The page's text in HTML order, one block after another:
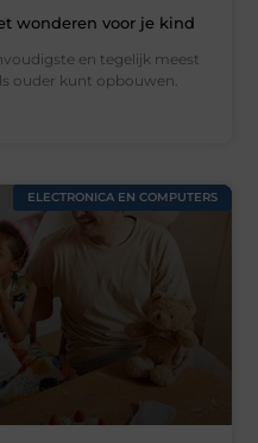
wonderen voor je kind
en tegelijk meest
ouder kunt opbouwen.
ELECTRONICA EN COMPUTERS